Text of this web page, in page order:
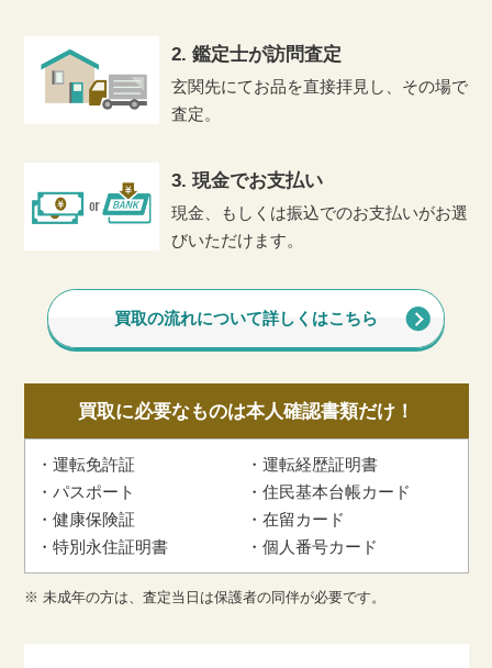
2. 鑑定士が訪問査定
玄関先にてお品を直接拝見し、その場で
査定。
3. 現金でお支払い
現金、もしくは振込でのお支払いがお選
びいただけます。
買取の流れについて詳しくはこちら
買取に必要なものは本人確認書類だけ！
運転免許証
運転経歴証明書
パスポート
住民基本台帳カード
健康保険証
在留カード
特別永住証明書
個人番号カード
※ 未成年の方は、査定当日は保護者の同伴が必要です。